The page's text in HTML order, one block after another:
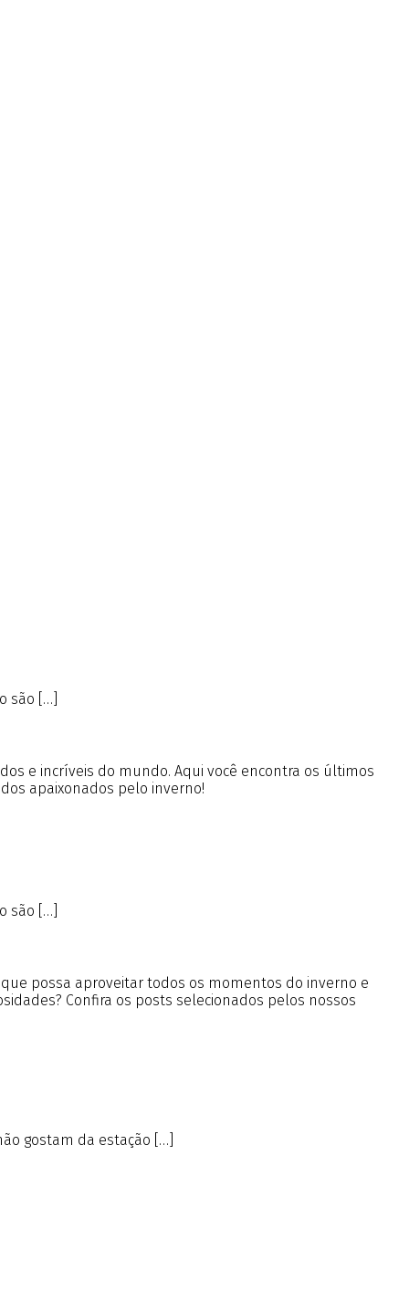
são […]
e incríveis do mundo. Aqui você encontra os últimos
apaixonados pelo inverno!
são […]
possa aproveitar todos os momentos do inverno e
Confira os posts selecionados pelos nossos
gostam da estação […]